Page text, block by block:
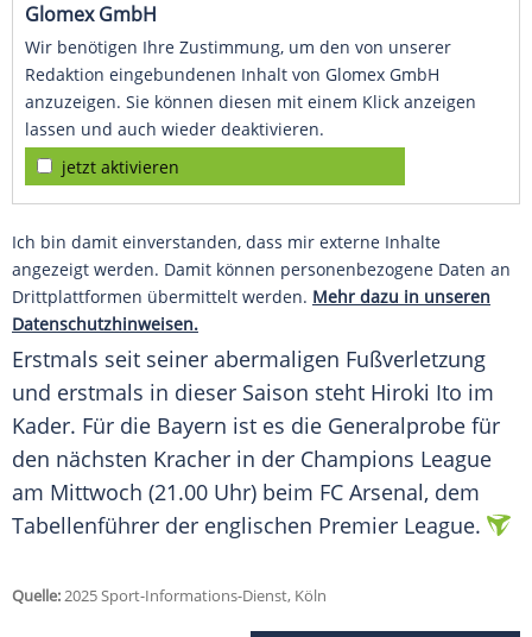
Glomex GmbH
Wir benötigen Ihre Zustimmung, um den von unserer
Redaktion eingebundenen Inhalt von Glomex GmbH
anzuzeigen. Sie können diesen mit einem Klick anzeigen
lassen und auch wieder deaktivieren.
jetzt aktivieren
Ich bin damit einverstanden, dass mir externe Inhalte
angezeigt werden. Damit können personenbezogene Daten an
Drittplattformen übermittelt werden. Mehr dazu in unseren
Datenschutzhinweisen.
Erstmals seit seiner abermaligen Fußverletzung
und erstmals in dieser Saison steht Hiroki Ito im
Kader. Für die Bayern ist es die Generalprobe für
den nächsten Kracher in der Champions League
am Mittwoch (21.00 Uhr) beim FC Arsenal, dem
Tabellenführer der englischen Premier League.
Quelle:2025 Sport-Informations-Dienst, Köln